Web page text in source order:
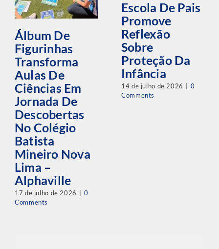
Álbum De
Figurinhas
Transforma
Aulas De
Ciências Em
Jornada De
Descobertas
No Colégio
Batista
Mineiro Nova
Lima –
Alphaville
17 de julho de 2026
0
Comments
Escola De Pais
Promove
Reflexão
Sobre
Proteção Da
Infância
14 de julho de 2026
0
Comments